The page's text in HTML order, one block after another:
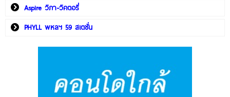
Aspire วิภา-วิคตอรี่
PHYLL พหลฯ 59 สเตชั่น